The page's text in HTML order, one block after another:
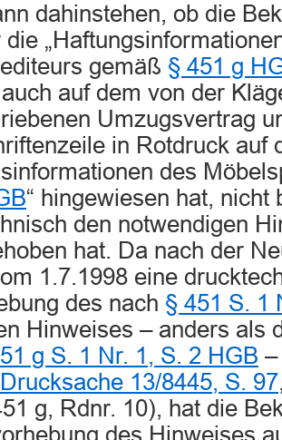
dahinstehen, ob die
die
gemäß § 451 g
auf dem von der
Umzugsvertrag
in Rotdruck auf
des
“ hingewiesen hat, nicht
den notwendigen
hat. Da nach der
1.7.1998 eine
des nach § 451 S. 1
Hinweises – anders als
g S. 1 Nr. 1, S. 2 HGB
13/8445, S. 97
g, Rdnr. 10), hat die
des Hinweises